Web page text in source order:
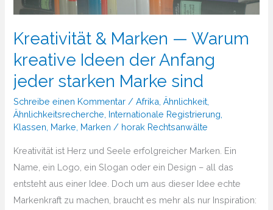
Kreativität & Marken — Warum
kreative Ideen der Anfang
jeder starken Marke sind
Schreibe einen Kommentar /Afrika ,Ähnlichkeit
Ähnlichkeitsrecherche Internationale Registrierung
Klassen Marke Marken / horak Rechtsanwälte
Kreativität ist Herz und Seele erfolgreicher Marken. Ein
Name, ein Logo, ein Slogan oder ein Design – all das
entsteht aus einer Idee. Doch um aus dieser Idee echte
Markenkraft zu machen, braucht es mehr als nur Inspiration: